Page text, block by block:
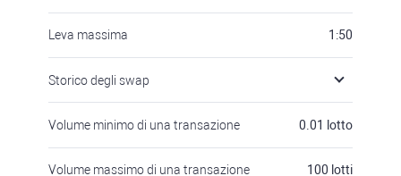
Leva massima 1:50
Storico degli swap
Volume minimo di una transazione 0.01 lotto
Volume massimo di una transazione 100 lotti